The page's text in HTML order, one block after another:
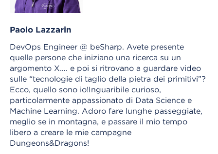
Paolo Lazzarin
DevOps Engineer @ beSharp. Avete presente
quelle persone che iniziano una ricerca su un
argomento X…. e poi si ritrovano a guardare video
sulle “tecnologie di taglio della pietra dei primitivi”?
Ecco, quello sono io!Inguaribile curioso,
particolarmente appassionato di Data Science e
Machine Learning. Adoro fare lunghe passeggiate,
meglio se in montagna, e passare il mio tempo
libero a creare le mie campagne
Dungeons&Dragons!